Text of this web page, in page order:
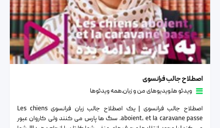
اصطلاح جالب فرانسوی
ویدئو ها٫ویدیوهای من و زبان٫همه ویدئوها
اصطلاح جالب فرانسوی | یک اصطلاح جالب زبان فرانسوی Les chiens
aboient, et la caravane passe. سگ ها پارس می کنند ولی کاروان عبور